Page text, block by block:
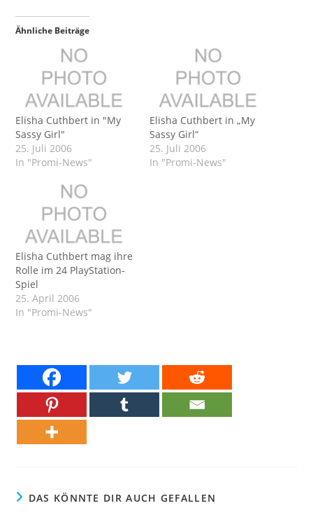
Ähnliche Beiträge
Elisha Cuthbert in "My
Sassy Girl"
25. Juli 2006
In "Promi-News"
Elisha Cuthbert in „My
Sassy Girl“
25. Juli 2006
In "Promi-News"
Elisha Cuthbert mag ihre
Rolle im 24 PlayStation-
Spiel
25. April 2006
In "Promi-News"
DAS KÖNNTE DIR AUCH GEFALLEN